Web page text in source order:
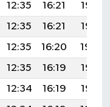
12:35 16:21
19:27
12:35 16:21
19:26
12:35 16:20
19:24
12:35 16:19
19:23
12:34 16:19
19:22